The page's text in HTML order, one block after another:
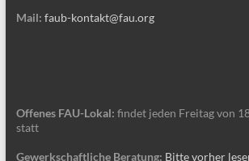
Mail: faub-kontakt@fau.org
Offenes FAU-Lokal: findet jeden Freitag von
statt
Gewerkschaftliche Beratung: Bitte vorher